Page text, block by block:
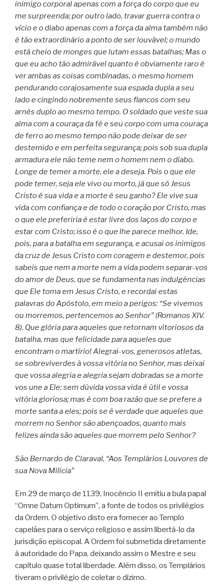
inimigo corporal apenas com a força do corpo que eu
me surpreenda; por outro lado, travar guerra contra o
vício e o diabo apenas com a força da alma também não
é tão extraordinário a ponto de ser louvável; o mundo
está cheio de monges que lutam essas batalhas; Mas o
que eu acho tão admirável quanto é obviamente raro é
ver ambas as coisas combinadas, o mesmo homem
pendurando corajosamente sua espada dupla a seu
lado e cingindo nobremente seus flancos com seu
arnês duplo ao mesmo tempo. O soldado que veste sua
alma com a couraça da fé e seu corpo com uma couraça
de ferro ao mesmo tempo não pode deixar de ser
destemido e em perfeita segurança; pois sob sua dupla
armadura ele não teme nem o homem nem o diabo.
Longe de temer a morte, ele a deseja. Pois o que ele
pode temer, seja ele vivo ou morto, já que só Jesus
Cristo é sua vida e a morte é seu ganho? Ele vive sua
vida com confiança e de todo o coração por Cristo, mas
o que ele preferiria é estar livre dos laços do corpo e
estar com Cristo; isso é o que lhe parece melhor. Ide,
pois, para a batalha em segurança, e acusai os inimigos
da cruz de Jesus Cristo com coragem e destemor, pois
sabeis que nem a morte nem a vida podem separar-vos
do amor de Deus, que se fundamenta nas indulgências
que Ele toma em Jesus Cristo, e recordai estas
palavras do Apóstolo, em meio a perigos: “Se vivemos
ou morremos, pertencemos ao Senhor” (Romanos XIV.
8). Que glória para aqueles que retornam vitoriosos da
batalha, mas que felicidade para aqueles que
encontram o martírio! Alegrai-vos, generosos atletas,
se sobreviverdes à vossa vitória no Senhor, mas deixai
que vossa alegria e alegria sejam dobradas se a morte
vos une a Ele: sem dúvida vossa vida é útil e vossa
vitória gloriosa; mas é com boa razão que se prefere a
morte santa a eles; pois se é verdade que aqueles que
morrem no Senhor são abençoados, quanto mais
felizes ainda são aqueles que morrem pelo Senhor?
São Bernardo de Claraval, “Aos Templários Louvores de
sua Nova Milícia”
Em 29 de março de 1139, Inocêncio II emitiu a bula papal
“Omne Datum Optimum”, a fonte de todos os privilégios
da Ordem. O objetivo disto era fornecer ao Templo
capelães para o serviço religioso e assim libertá-lo da
jurisdição episcopal. A Ordem foi submetida diretamente
à autoridade do Papa, deixando assim o Mestre e seu
capítulo quase total liberdade. Além disso, os Templários
tiveram o privilégio de coletar o dízimo.